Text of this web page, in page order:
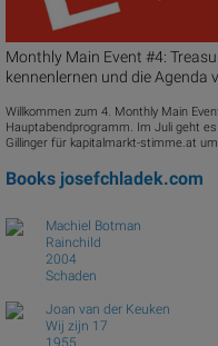
Monthly Main Event #4:
kennenlernen und die Agenda
Willkommen zum 4. Monthly Main
Hauptabendprogramm. Im Juli geht
Gillinger für kapitalmarkt-stimme.at
Books josefchladek.com
Machiel Botman
Rainchild
2004
Schaden
Joan van der Keuken
Wij zijn 17
1955